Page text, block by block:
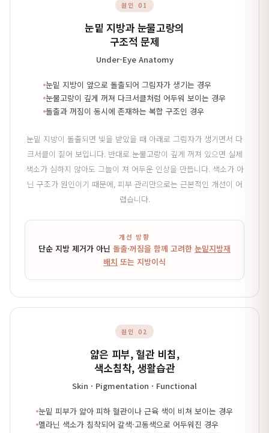
원인 01
눈밑 지방과 눈물고랑의
구조적 문제
Under-Eye Anatomy
눈밑 지방이 앞으로 돌출되어 그림자가 생기는 경우
눈물고랑이 깊게 꺼져 다크서클처럼 어두워 보이는 경우
돌출과 꺼짐이 동시에 존재하는 복합 구조인 경우
눈밑 지방이 돌출되면 빛을 받았을 때 아래로 그림자가 생기면서 다
크서클이 짙어 보입니다. 반대로 눈물고랑이 깊게 꺼져 있으면 실제
색소가 심하지 않아도 그늘이 져 어두운 인상을 만듭니다. 색소가 아
닌 구조가 원인이기 때문에, 피부 관리만으로는 근본적인 개선이 어
렵습니다.
개선 방향
단순 지방 제거가 아닌 돌출·꺼짐을 함께 고려한 눈밑지방재
배치 또는 지방이식
원인 02
얇은 피부, 혈관 비침,
색소침착, 생활습관
Skin · Pigmentation · Functional
눈밑 피부가 얇아 피하 혈관이나 근육 색이 비쳐 보이는 경우
멜라닌 색소가 침착되어 갈색·고동색으로 어두워진 경우